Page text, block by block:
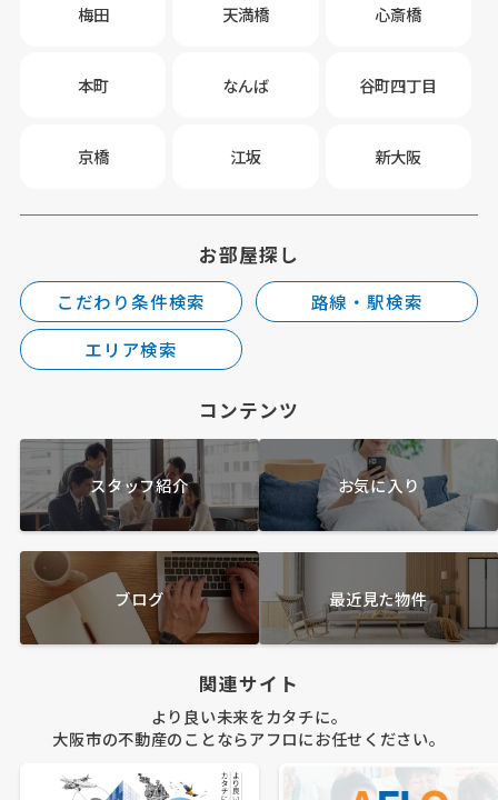
梅田 天満橋 心斎橋
本町 なんば 谷町四丁目
京橋 江坂 新大阪
お部屋探し
こだわり条件検索
路線・駅検索
エリア検索
コンテンツ
スタッフ紹介 お気に入り
ブログ 最近見た物件
関連サイト
より良い未来をカタチに。
大阪市の不動産のことならアフロにお任せください。